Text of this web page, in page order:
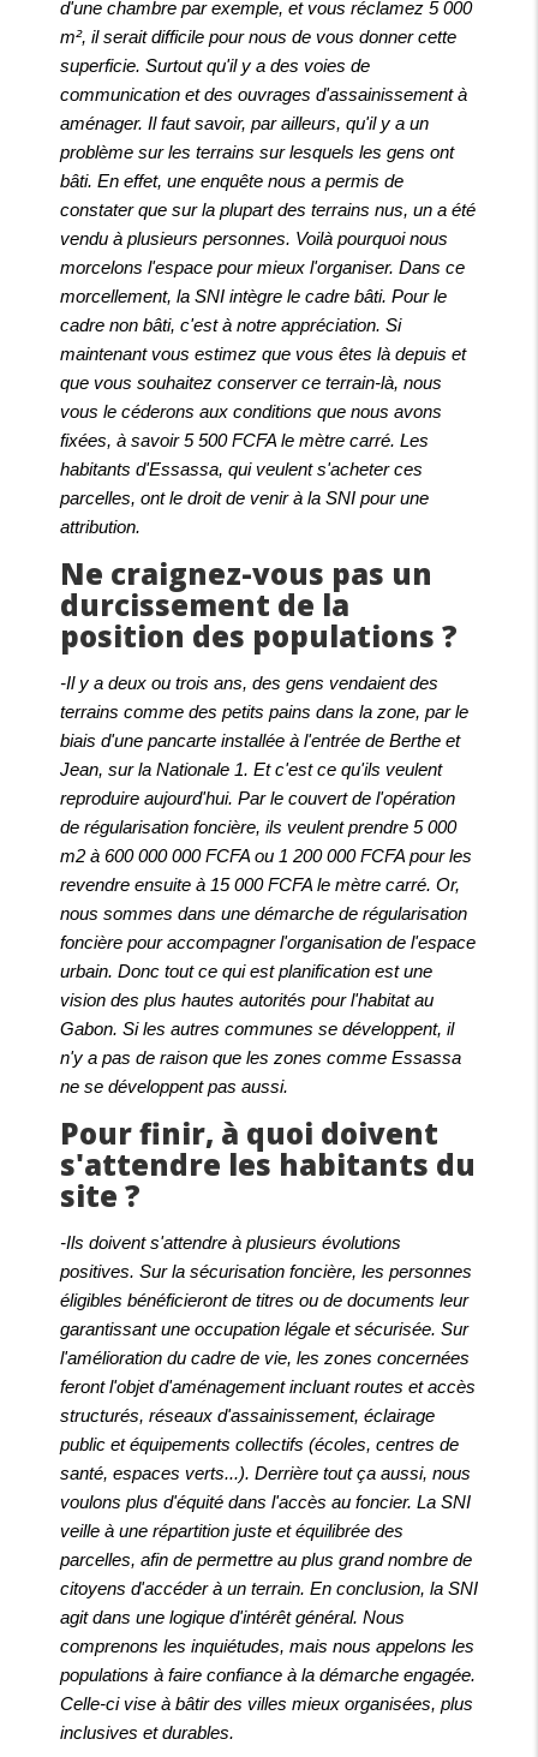
d'une chambre par exemple, et vous réclamez 5 000
m², il serait difficile pour nous de vous donner cette
superficie. Surtout qu'il y a des voies de
communication et des ouvrages d'assainissement à
aménager. Il faut savoir, par ailleurs, qu'il y a un
problème sur les terrains sur lesquels les gens ont
bâti. En effet, une enquête nous a permis de
constater que sur la plupart des terrains nus, un a été
vendu à plusieurs personnes. Voilà pourquoi nous
morcelons l'espace pour mieux l'organiser. Dans ce
morcellement, la SNI intègre le cadre bâti. Pour le
cadre non bâti, c'est à notre appréciation. Si
maintenant vous estimez que vous êtes là depuis et
que vous souhaitez conserver ce terrain-là, nous
vous le céderons aux conditions que nous avons
fixées, à savoir 5 500 FCFA le mètre carré. Les
habitants d'Essassa, qui veulent s'acheter ces
parcelles, ont le droit de venir à la SNI pour une
attribution.
Ne craignez-vous pas un
durcissement de la
position des populations ?
-Il y a deux ou trois ans, des gens vendaient des
terrains comme des petits pains dans la zone, par le
biais d'une pancarte installée à l'entrée de Berthe et
Jean, sur la Nationale 1. Et c'est ce qu'ils veulent
reproduire aujourd'hui. Par le couvert de l'opération
de régularisation foncière, ils veulent prendre 5 000
m2 à 600 000 000 FCFA ou 1 200 000 FCFA pour les
revendre ensuite à 15 000 FCFA le mètre carré. Or,
nous sommes dans une démarche de régularisation
foncière pour accompagner l'organisation de l'espace
urbain. Donc tout ce qui est planification est une
vision des plus hautes autorités pour l'habitat au
Gabon. Si les autres communes se développent, il
n'y a pas de raison que les zones comme Essassa
ne se développent pas aussi.
Pour finir, à quoi doivent
s'attendre les habitants du
site ?
-Ils doivent s'attendre à plusieurs évolutions
positives. Sur la sécurisation foncière, les personnes
éligibles bénéficieront de titres ou de documents leur
garantissant une occupation légale et sécurisée. Sur
l'amélioration du cadre de vie, les zones concernées
feront l'objet d'aménagement incluant routes et accès
structurés, réseaux d'assainissement, éclairage
public et équipements collectifs (écoles, centres de
santé, espaces verts...). Derrière tout ça aussi, nous
voulons plus d'équité dans l'accès au foncier. La SNI
veille à une répartition juste et équilibrée des
parcelles, afin de permettre au plus grand nombre de
citoyens d'accéder à un terrain. En conclusion, la SNI
agit dans une logique d'intérêt général. Nous
comprenons les inquiétudes, mais nous appelons les
populations à faire confiance à la démarche engagée.
Celle-ci vise à bâtir des villes mieux organisées, plus
inclusives et durables.